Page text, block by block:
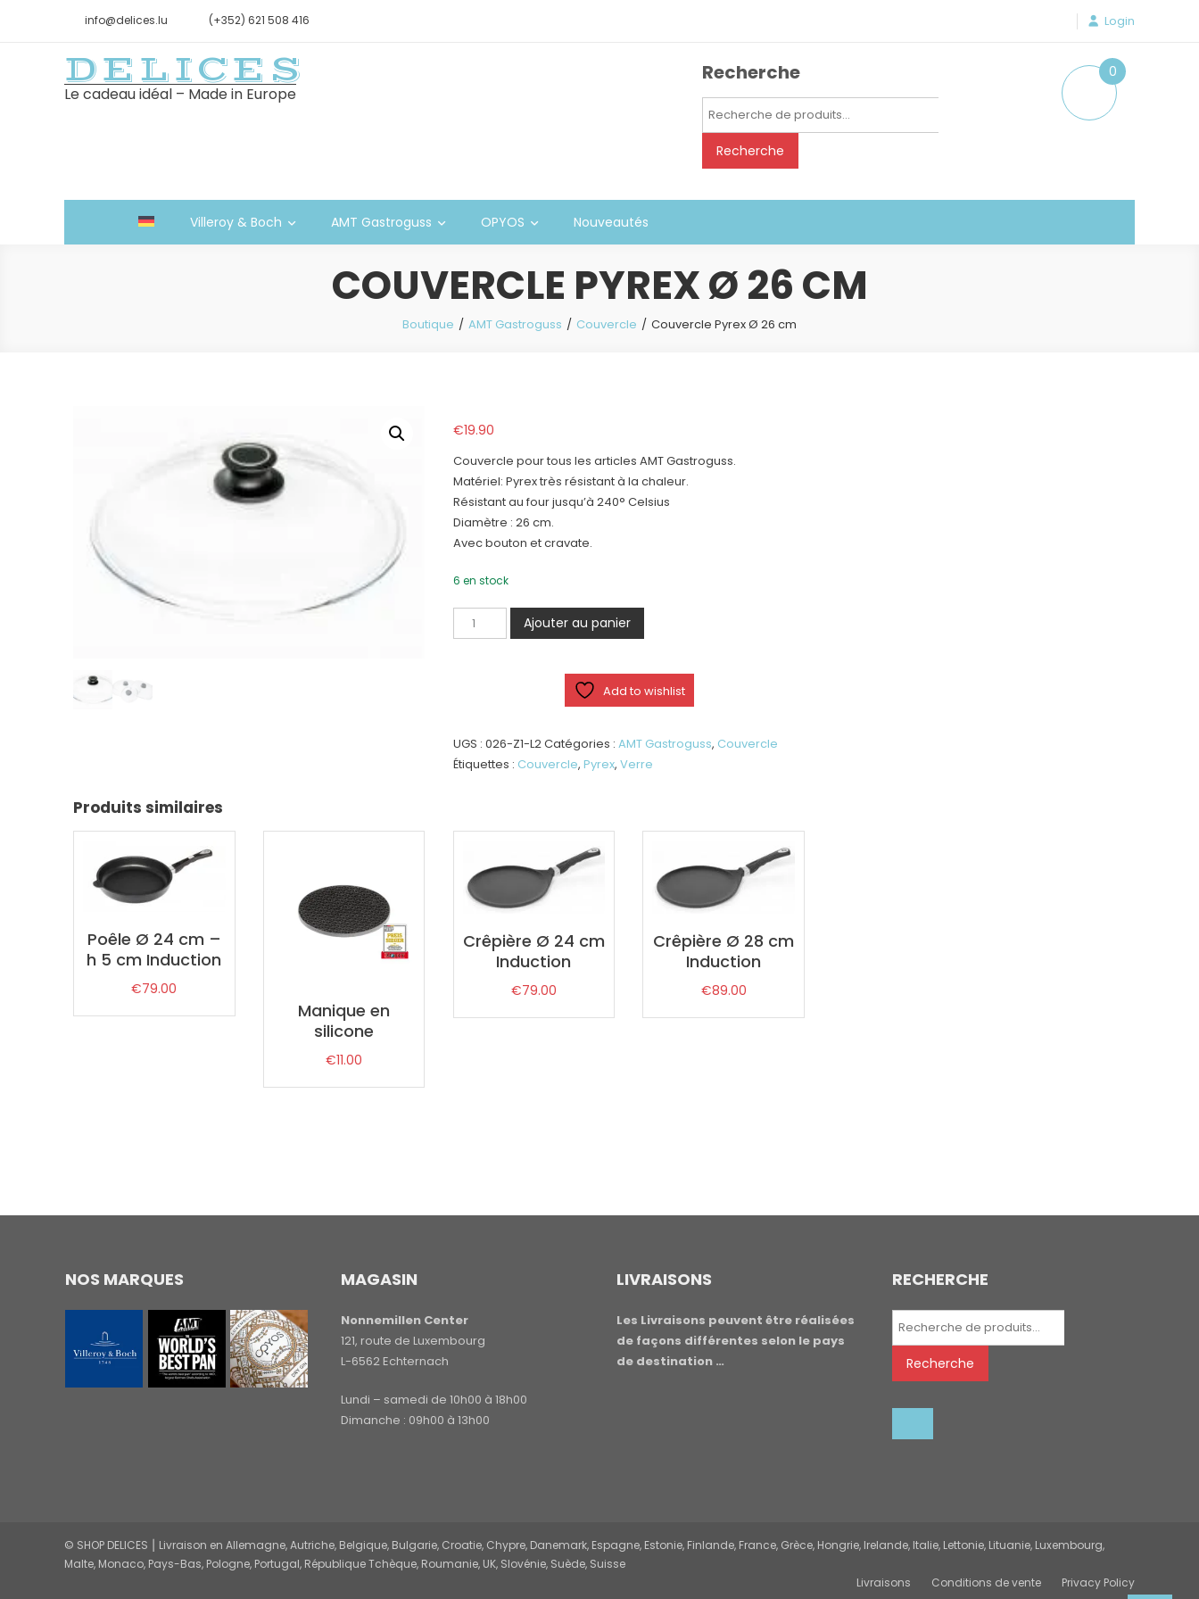
info@delices.lu (+352) 621 508 416 Login
DELICES
Le cadeau idéal – Made in Europe
Recherche
Recherche
Recherche
0
item
Villeroy & Boch AMT Gastroguss OPYOS Nouveautés
COUVERCLE PYREX Ø 26 CM
Boutique AMT Gastroguss Couvercle Couvercle Pyrex Ø 26 cm
€19.90
Couvercle pour tous les articles AMT Gastroguss.
Matériel: Pyrex très résistant à la chaleur.
Résistant au four jusqu’à 240° Celsius
Diamètre : 26 cm.
Avec bouton et cravate.
6 en stock
quantité
de
cm
Ajouter au panier
Add to wishlist
UGS :026-Z1-L2Catégories :AMT Gastroguss, Couvercle
Étiquettes : Couvercle,Pyrex,Verre
Produits similaires
Poêle Ø 24 cm –
h 5 cm Induction
€79.00
Manique en
silicone
€11.00
Crêpière Ø 24 cm
Induction
€79.00
Crêpière Ø 28 cm
Induction
€89.00
NOS MARQUES MAGASIN
Nonnemillen Center
121, route de Luxembourg
L-6562 Echternach
Lundi – samedi de 10h00 à 18h00
Dimanche : 09h00 à 13h00
LIVRAISONS
Les Livraisons peuvent être réalisées
de façons différentes selon le pays
de destination …
RECHERCHE
Recherche
Recherche
© SHOP DELICES ⎮ Livraison en Allemagne, Autriche, Belgique, Bulgarie, Croatie, Chypre, Danemark, Espagne, Estonie, Finlande, France, Grèce, Hongrie, Irelande, Italie, Lettonie, Lituanie, Luxembourg,
Malte, Monaco, Pays-Bas, Pologne, Portugal, République Tchèque, Roumanie, UK, Slovénie, Suède, Suisse
Livraisons
Conditions de vente Privacy Policy